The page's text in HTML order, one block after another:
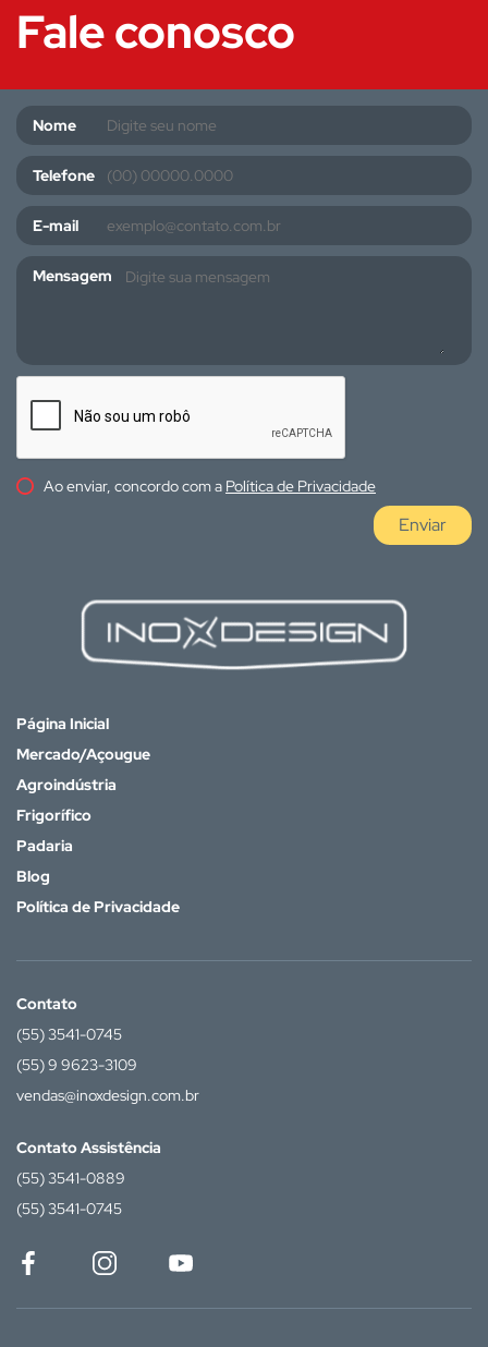
Fale conosco
Nome
Telefone
E-mail
Mensagem
Ao enviar, concordo com a Política de Privacidade
Enviar
Página Inicial
Mercado/Açougue
Agroindústria
Frigorífico
Padaria
Blog
Política de Privacidade
Contato
(55) 3541-0745
(55) 9 9623-3109
vendas@inoxdesign.com.br
Contato Assistência
(55) 3541-0889
(55) 3541-0745